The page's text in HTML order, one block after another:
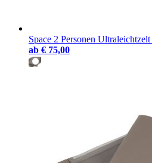
Space 2 Personen
ab € 75,00